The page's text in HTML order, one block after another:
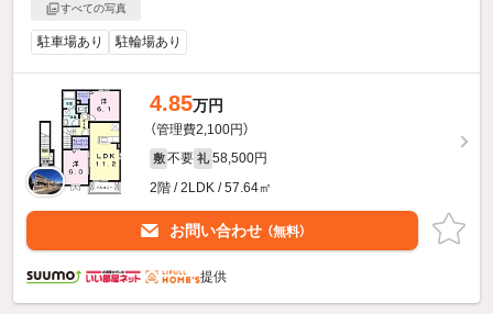
すべての写真
駐車場あり 駐輪場あり
4.85万円
（管理費2,100円）
敷 不要 礼 58,500円
2階 / 2LDK / 57.64㎡
お問い合わせ （無料）
提供